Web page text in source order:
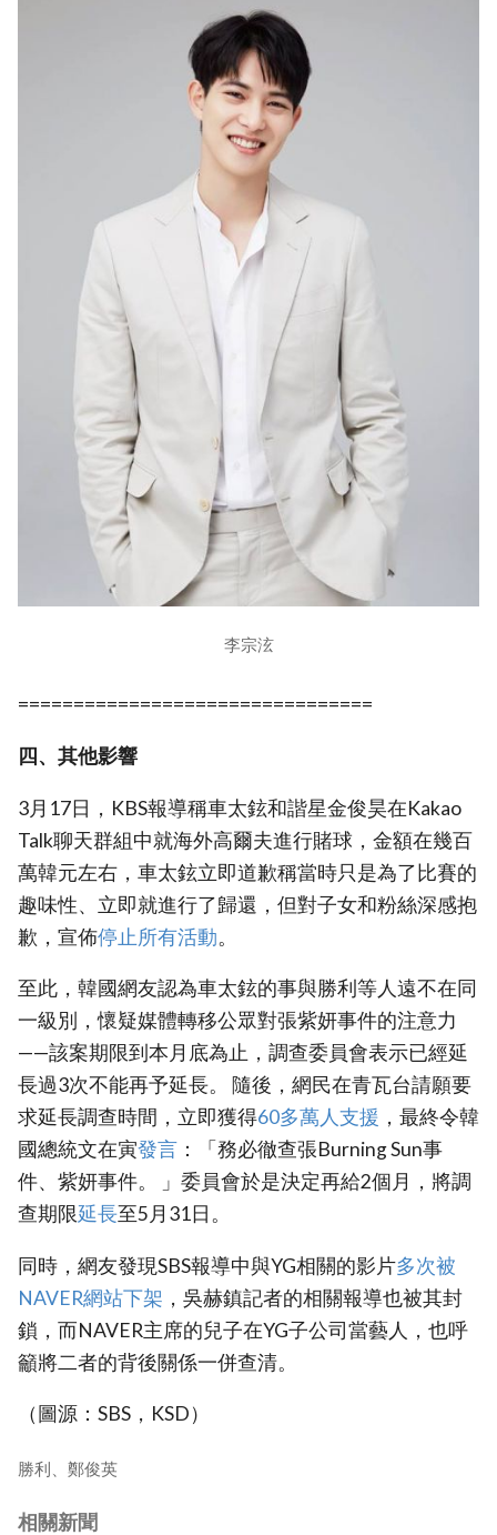
李宗泫
================================
四、其他影響
3月17日，KBS報導稱車太鉉和諧星金俊昊在Kakao
Talk聊天群組中就海外高爾夫進行賭球，金額在幾百
萬韓元左右，車太鉉立即道歉稱當時只是為了比賽的
趣味性、立即就進行了歸還，但對子女和粉絲深感抱
歉，宣佈停止所有活動。
至此，韓國網友認為車太鉉的事與勝利等人遠不在同
一級別，懷疑媒體轉移公眾對張紫妍事件的注意力
——該案期限到本月底為止，調查委員會表示已經延
長過3次不能再予延長。 隨後，網民在青瓦台請願要
求延長調查時間，立即獲得60多萬人支援 ，最終令韓
國總統文在寅發言 ：「務必徹查張Burning Sun事
件、紫妍事件。 」委員會於是決定再給2個月，將調
查期限延長至5月31日。
同時，網友發現SBS報導中與YG相關的影片多次被
NAVER網站下架 ，吳赫鎮記者的相關報導也被其封
鎖，而NAVER主席的兒子在YG子公司當藝人，也呼
籲將二者的背後關係一併查清。
（圖源：SBS，KSD）
勝利、鄭俊英
相關新聞